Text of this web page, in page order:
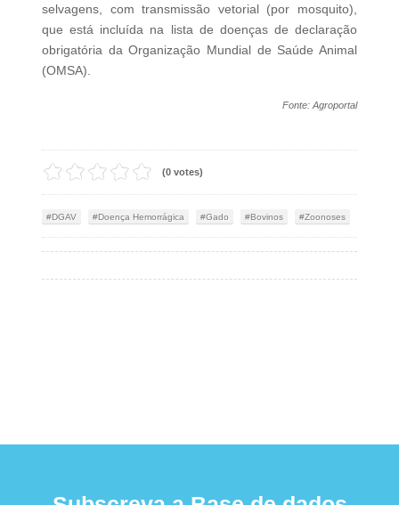
selvagens, com transmissão vetorial (por mosquito),
que está incluída na lista de doenças de declaração
obrigatória da Organização Mundial de Saúde Animal
(OMSA).
Fonte: Agroportal
(0 votes)
DGAV Doença Hemorrágica Gado Bovinos Zoonoses